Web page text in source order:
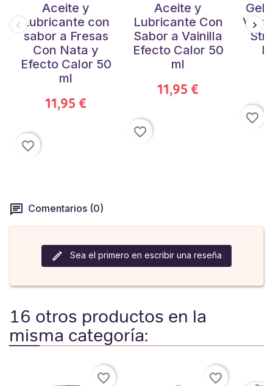
Aceite y
Lubricante con
sabor a Fresas
Con Nata y
Efecto Calor 50
ml
11,95 €
favorite_border
Aceite y
Lubricante Con
Sabor a Vainilla
Efecto Calor 50
ml
11,95 €
favorite_border
Gel
favorite_border
Comentarios (0)
Sea el primero en escribir una reseña
16 otros productos en la
misma categoría:
favorite_border favorite_border